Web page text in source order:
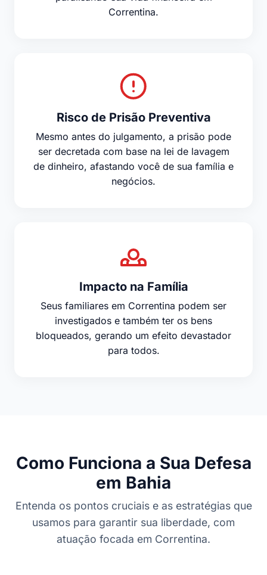
Correntina.
Risco de Prisão Preventiva
Mesmo antes do julgamento, a prisão pode
ser decretada com base na lei de lavagem
de dinheiro, afastando você de sua família e
negócios.
Impacto na Família
Seus familiares em Correntina podem ser
investigados e também ter os bens
bloqueados, gerando um efeito devastador
para todos.
Como Funciona a Sua Defesa
em Bahia
Entenda os pontos cruciais e as estratégias que
usamos para garantir sua liberdade, com
atuação focada em Correntina.